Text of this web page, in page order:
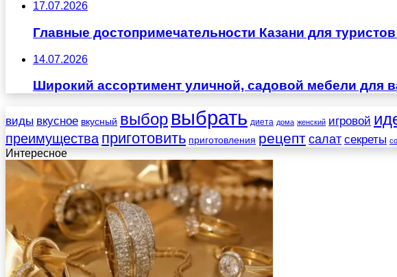
17.07.2026
Главные достопримечательности Казани для
14.07.2026
Широкий ассортимент уличной, садовой мебели для
виды вкусное вкусный выбор выбрать диета дома женский игровой
преимущества приготовить приготовления рецепт салат секреты
Интересное